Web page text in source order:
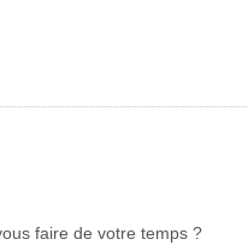
faire de votre temps ?